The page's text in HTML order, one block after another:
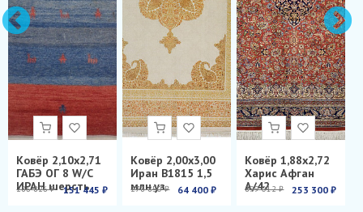
Ковёр 2,10х2,71
ГАБЭ ОГ 8 W/C
ИРАН шерсть
286 826 ₽ 151 445 ₽
Ковёр 2,00х3,00
Иран B1815 1,5
млн.уз.
278 850 ₽ 64 400 ₽
Ковёр 1,88х2,72
Харис Афган
А/42
899 012 ₽ 253 300 ₽